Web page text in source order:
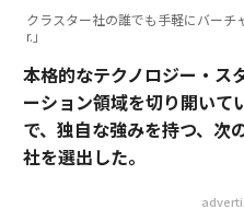
クラスター社の誰でも手軽にバー
r.」
本格的なテクノロジー・ス
ーション領域を切り開いて
で、独自な強みを持つ、次
社を選出した。